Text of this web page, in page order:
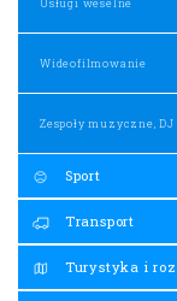
Usługi weselne
Wideofilmowanie
Zespoły muzyczne, DJ
Sport
Transport
Turystyka i